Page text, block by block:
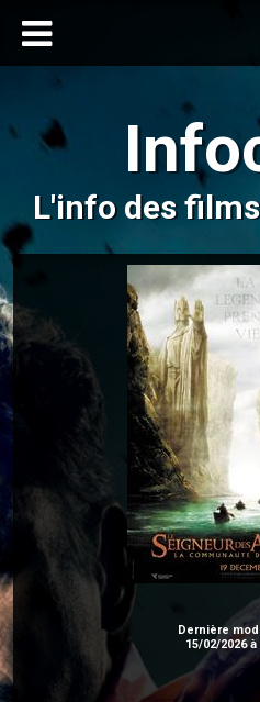
L'info des
Dernière
15/02/2026 à